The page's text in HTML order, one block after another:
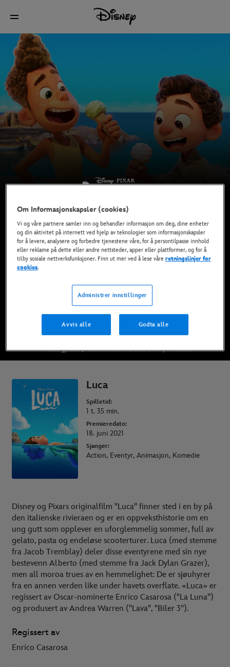
Nå tilgjengelig på Disney+*, DVD, Blu-Ray og
digitalt
SE PÅ DISNEY+
KJØP FILMEN
* Vilkår gjelder | Abonnementer fra bare 69 kr per måned
Luca
Spilletid:
1 t. 35 min.
Premieredato:
18. juni 2021
Sjanger:
Action, Eventyr, Animasjon, Komedie
Disney og Pixars originalfilm "Luca" finner sted i en by på
den italienske rivieraen og er en oppveksthistorie om en
ung gutt som opplever en uforglemmelig sommer, full av
gelato, pasta og endeløse scooterturer. Luca (med stemme
fra Jacob Tremblay) deler disse eventyrene med sin nye
bestevenn Alberto (med stemme fra Jack Dylan Grazer),
men all moroa trues av en hemmelighet: De er sjøuhyrer
fra en annen verden like under havets overflate. «Luca» er
regissert av Oscar-nominerte Enrico Casarosa ("La Luna")
og produsert av Andrea Warren ("Lava", "Biler 3").
Regissert av
Enrico Casarosa
Om Informasjonskapsler (cookies)
Vi og våre partnere samler inn og behandler informasjon om deg, dine enheter
og din aktivitet på internett ved hjelp av teknologier som informasjonskapsler
for å levere, analysere og forbedre tjenestene våre, for å persontilpasse innhold
eller reklame på dette eller andre nettsteder, apper eller plattformer, og for å
tilby sosiale nettverksfunksjoner. Finn ut mer ved å lese våreretningslinjer for
cookies.
Administrer innstillinger
Avvis alle Godta alle